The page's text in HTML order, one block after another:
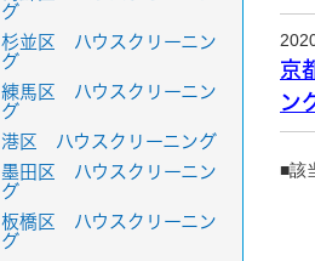
京
ン
■該
グ
杉並区 ハウスクリーニン
グ
練馬区 ハウスクリーニン
グ
港区 ハウスクリーニング
墨田区 ハウスクリーニン
グ
板橋区 ハウスクリーニン
グ